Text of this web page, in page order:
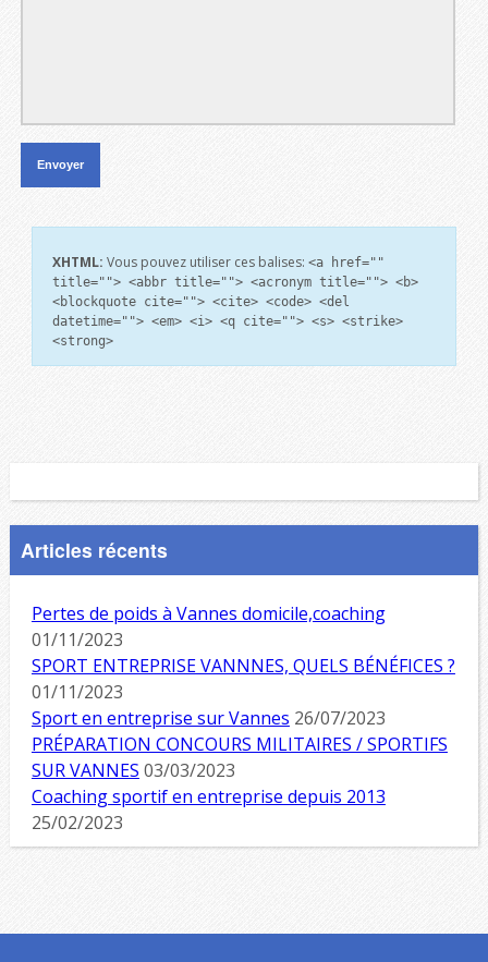
XHTML: Vous pouvez utiliser ces balises: <a href=""
title=""> <abbr title=""> <acronym title=""> <b>
<blockquote cite=""> <cite> <code> <del
datetime=""> <em> <i> <q cite=""> <s> <strike>
<strong>
Articles récents
Pertes de poids à Vannes domicile,coaching
01/11/2023
SPORT ENTREPRISE VANNNES, QUELS BÉNÉFICES ?
01/11/2023
Sport en entreprise sur Vannes 26/07/2023
PRÉPARATION CONCOURS MILITAIRES / SPORTIFS
SUR VANNES 03/03/2023
Coaching sportif en entreprise depuis 2013
25/02/2023